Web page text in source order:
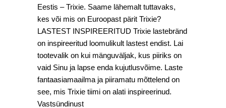
Eestis – Trixie. Saame lähemalt tuttavaks,
kes või mis on Euroopast pärit Trixie?
LASTEST INSPIREERITUD Trixie lastebränd
on inspireeritud loomulikult lastest endist. Lai
tootevalik on kui mänguväljak, kus piiriks on
vaid Sinu ja lapse enda kujutlusvõime. Laste
fantaasiamaailma ja piiramatu mõttelend on
see, mis Trixie tiimi on alati inspireerinud.
Vastsündinust